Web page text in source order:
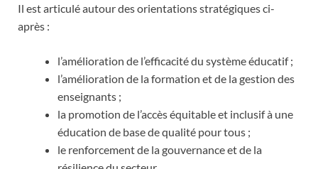
Il est articulé autour des orientations stratégiques ci-
après :
l’amélioration de l’efficacité du système éducatif ;
l’amélioration de la formation et de la gestion des
enseignants ;
la promotion de l’accès équitable et inclusif à une
éducation de base de qualité pour tous ;
le renforcement de la gouvernance et de la